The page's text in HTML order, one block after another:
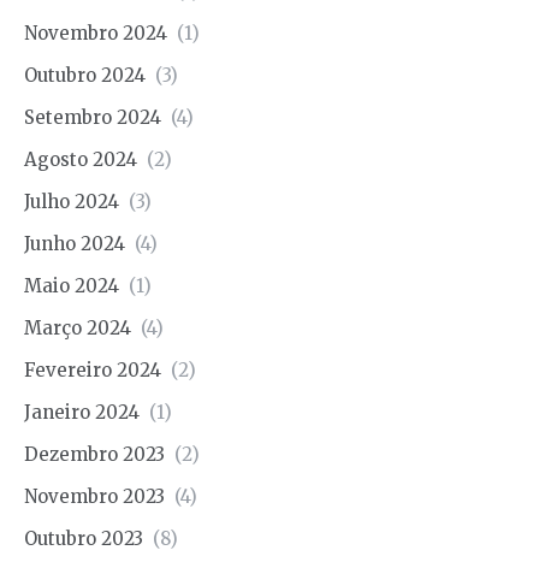
Novembro 2024 (1)
Outubro 2024 (3)
Setembro 2024 (4)
Agosto 2024 (2)
Julho 2024 (3)
Junho 2024 (4)
Maio 2024 (1)
Março 2024 (4)
Fevereiro 2024 (2)
Janeiro 2024 (1)
Dezembro 2023 (2)
Novembro 2023 (4)
Outubro 2023 (8)